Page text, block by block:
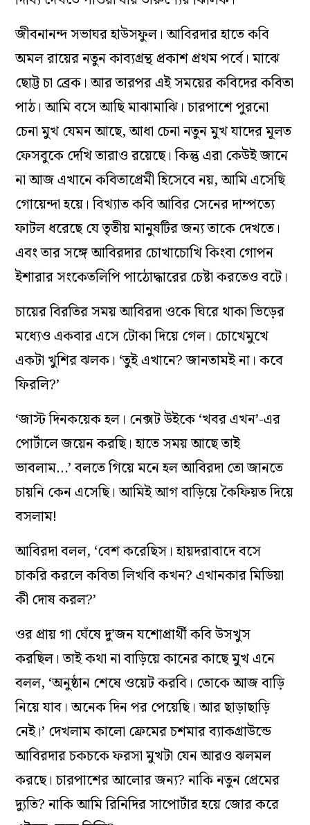
জীবনানন্দ সভাঘর হাউসফুল। আবিরদার হাতে কবি
অমল রায়ের নতুন কাব্যগ্রন্থ প্রকাশ প্রথম পর্বে। মাঝে
ছোট্ট চা ব্রেক। আর তারপর এই সময়ের কবিদের কবিতা
পাঠ। আমি বসে আছি মাঝামাঝি। চারপাশে পুরনো
চেনা মুখ যেম‌ন আছে, আধা চেনা নতুন মুখ যাদের মূলত
ফেসবুকে দেখি তারাও রয়েছে। কিন্তু এরা কেউই জানে
না আজ এখানে কবিতাপ্রেমী হিসেবে নয়, আমি এসেছি
গোয়েন্দা হয়ে। বিখ্যাত কবি আবির সেনের দাম্পত্যে
ফাটল ধরেছে যে তৃতীয় মানুষটির জন্য তাকে দেখতে।
এবং তার সঙ্গে আবিরদার চোখাচোখি কিংবা গোপন
ইশারার সংকেতলিপি পাঠোদ্ধারের চেষ্টা করতেও বটে।
চায়ের বিরতির সময় আবিরদা ওকে ঘিরে থাকা ভিড়ের
মধ্যেও একবার এসে টোকা দিয়ে গেল। চোখেমুখে
একটা খুশির ঝলক। ‘তুই এখানে? জানতামই না। কবে
ফিরলি?’
‘জাস্ট দিন‌কয়েক হল। নেক্সট উইকে ‘খবর এখন’-এর
পোর্টালে জয়েন করছি। হাতে সময় আছে তাই
ভাবলাম…’ বলতে গিয়ে মনে হল আবিরদা তো জানতে
চায়নি কেন এসেছি। আমিই আগ বাড়িয়ে কৈফিয়ত দিয়ে
বসলাম!
আবিরদা বলল, ‘বেশ করেছিস। হায়দরাবাদে বসে
চাকরি করলে কবিতা লিখবি কখন? এখানকার মিডিয়া
কী দোষ করল?’
ওর প্রায় গা ঘেঁষে দু’জন যশোপ্রার্থী কবি উসখুস
করছিল। তাই কথা না বাড়িয়ে কানের কাছে মুখ এনে
বলল, ‘অনুষ্ঠান শেষে ওয়েট করবি। তোকে আজ বাড়ি
নিয়ে যাব। অনেক দিন পর পেয়েছি। আর ছাড়াছাড়ি
নেই।’ দেখলাম কালো ফ্রেমের চশমার ব্যাকগ্রাউন্ডে
আবিরদার চকচকে ফরসা মুখটা যেন আরও ঝলমল
করছে। চারপাশের আলোর জন্য? নাকি নতুন প্রেমের
দ্যুতি? নাকি আমি রিনিদির সাপোর্টার হয়ে জোর করে